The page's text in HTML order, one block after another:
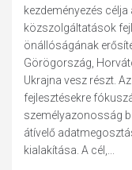
kezdeményezés
közszolgáltatások
önállóságának
Görögország,
Ukrajna vesz részt.
fejlesztésekre
személyazonosság
átívelő
kialakítása. A cél,...